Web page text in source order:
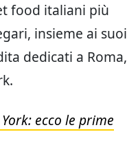
food italiani più
insieme ai suoi
dedicati a Roma,
ecco le prime